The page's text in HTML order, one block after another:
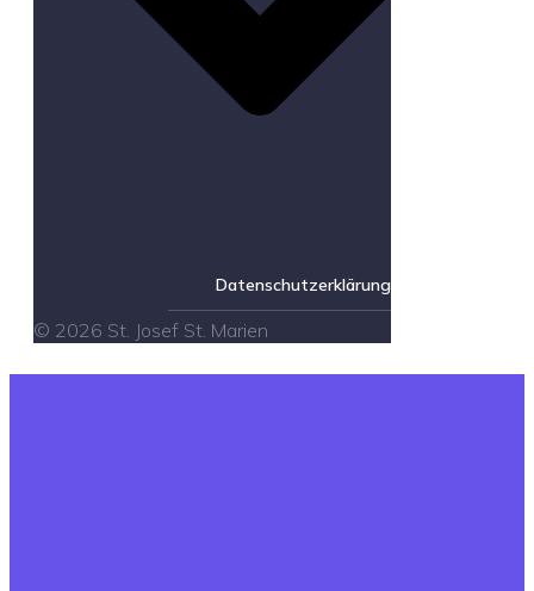
Datenschutzerklärung
© 2026 St. Josef St. Marien